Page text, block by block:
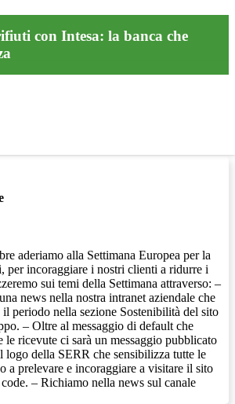
con Intesa: la banca che
aderiamo alla Settimana Europea per la
per incoraggiare i nostri clienti a ridurre i
sui temi della Settimana attraverso: –
news nella nostra intranet aziendale che
periodo nella sezione Sostenibilità del sito
– Oltre al messaggio di default che
le ricevute ci sarà un messaggio pubblicato
della SERR che sensibilizza tutte le
a prelevare e incoraggiare a visitare il sito
– Richiamo nella news sul canale